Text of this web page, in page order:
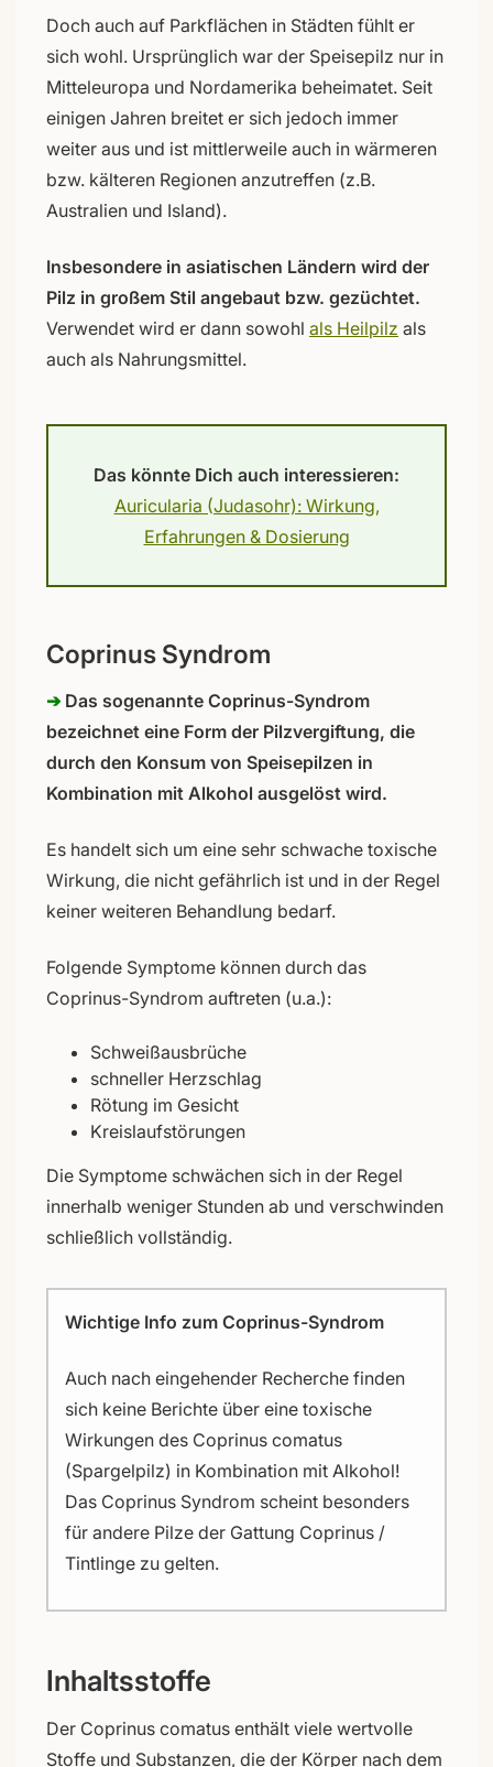
Doch auch auf Parkflächen in Städten fühlt er
sich wohl. Ursprünglich war der Speisepilz nur in
Mitteleuropa und Nordamerika beheimatet. Seit
einigen Jahren breitet er sich jedoch immer
weiter aus und ist mittlerweile auch in wärmeren
bzw. kälteren Regionen anzutreffen (z.B.
Australien und Island).
Insbesondere in asiatischen Ländern wird der
Pilz in großem Stil angebaut bzw. gezüchtet.
Verwendet wird er dann sowohl als Heilpilz als
auch als Nahrungsmittel.
Das könnte Dich auch interessieren:
Auricularia (Judasohr): Wirkung,
Erfahrungen & Dosierung
Coprinus Syndrom
➔Das sogenannte Coprinus-Syndrom
bezeichnet eine Form der Pilzvergiftung, die
durch den Konsum von Speisepilzen in
Kombination mit Alkohol ausgelöst wird.
Es handelt sich um eine sehr schwache toxische
Wirkung, die nicht gefährlich ist und in der Regel
keiner weiteren Behandlung bedarf.
Folgende Symptome können durch das
Coprinus-Syndrom auftreten (u.a.):
Schweißausbrüche
schneller Herzschlag
Rötung im Gesicht
Kreislaufstörungen
Die Symptome schwächen sich in der Regel
innerhalb weniger Stunden ab und verschwinden
schließlich vollständig.
Wichtige Info zum Coprinus-Syndrom
Auch nach eingehender Recherche finden
sich keine Berichte über eine toxische
Wirkungen des Coprinus comatus
(Spargelpilz) in Kombination mit Alkohol!
Das Coprinus Syndrom scheint besonders
für andere Pilze der Gattung Coprinus /
Tintlinge zu gelten.
Inhaltsstoffe
Der Coprinus comatus enthält viele wertvolle
Stoffe und Substanzen, die der Körper nach dem